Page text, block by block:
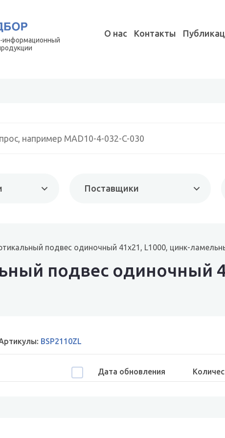
информационный
О нас Контакты
Поставщики
подвес одиночный 41х21, L1000, цинк-
подвес одиночный
BSP2110ZL
Дата обновления